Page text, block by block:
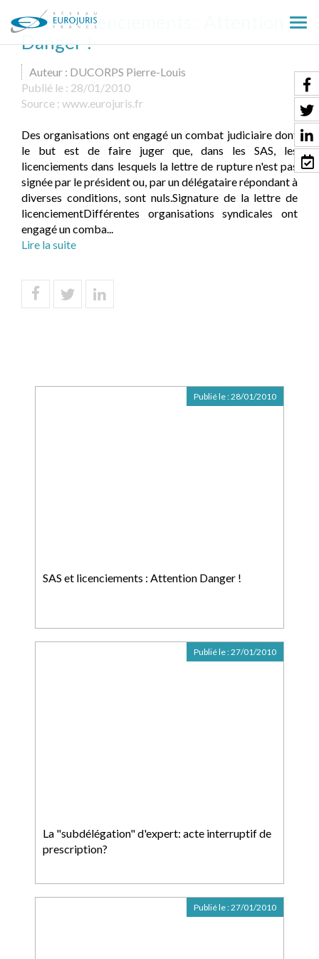
le
SAS et licenciements : Attention
Danger !
Auteur : DUCORPS Pierre-Louis
Publié le : 28/01/2010
Source : www.eurojuris.fr
Des organisations ont engagé un combat judiciaire dont
le but est de faire juger que, dans les SAS, les
licenciements dans lesquels la lettre de rupture n'est pas
signée par le président ou, par un délégataire répondant à
diverses conditions, sont nuls.Signature de la lettre de
licenciementDifférentes organisations syndicales ont
engagé un comba...
Lire la suite
SAS et licenciements : Attention Danger !
Publié le :28/01/2010
La "subdélégation" d'expert: acte interruptif de
prescription?
Publié le :27/01/2010
Publié le :27/01/2010